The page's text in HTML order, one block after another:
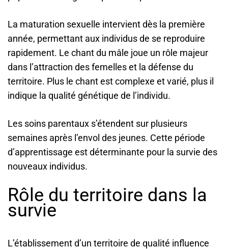
La maturation sexuelle intervient dès la première
année, permettant aux individus de se reproduire
rapidement. Le chant du mâle joue un rôle majeur
dans l’attraction des femelles et la défense du
territoire. Plus le chant est complexe et varié, plus il
indique la qualité génétique de l’individu.
Les soins parentaux s’étendent sur plusieurs
semaines après l’envol des jeunes. Cette période
d’apprentissage est déterminante pour la survie des
nouveaux individus.
Rôle du territoire dans la
survie
L’établissement d’un territoire de qualité influence